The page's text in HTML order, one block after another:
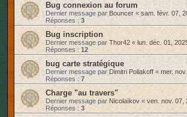
Bug connexion au forum
Dernier message parBouncer «sam. févr. 07,
Réponses : 3
Bug inscription
Dernier message par Thor42 « lun. déc. 01,
Réponses : 12
bug carte stratégique
Dernier message parDimitri Poliakoff « mer.
Réponses : 7
Charge "au travers"
Dernier message par Nicolaïkov « ven. nov. 07,
Réponses : 3